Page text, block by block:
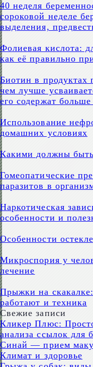
40 неделя
сороковой неделе
выделения,
Фолиевая кислота:
как её правильно
Биотин в продуктах
чем лучше
его содержат больше
Использование
домашних условиях
Какими должны
Гомеопатические
паразитов в
Наркотическая
особенности и
Особенности
Микроспория у
лечение
Прыжки на
работают и техника
Свежие записи
Кликер Плюс:
анализа ссылок для
Синай — прием
Климат и здоровье